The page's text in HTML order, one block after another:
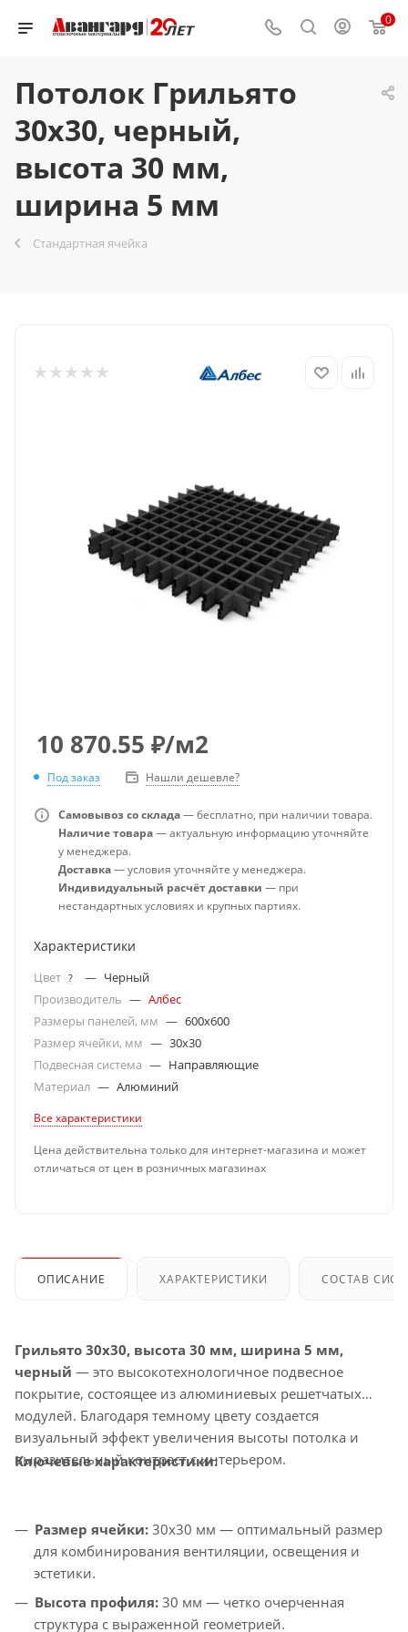
0
Потолок Грильято
30x30, черный,
высота 30 мм,
ширина 5 мм
Стандартная ячейка
10 870.55 ₽/м2
Под заказ Нашли дешевле?
Самовывоз со склада— бесплатно, при наличии товара.
Наличие товара— актуальную информацию уточняйте
у менеджера.
Доставка— условия уточняйте у менеджера.
Индивидуальный расчёт доставки — при
нестандартных условиях и крупных партиях.
Характеристики
Цвет ? — Черный
Производитель — Албес
Размеры панелей, мм — 600x600
Размер ячейки, мм — 30х30
Подвесная система — Направляющие
Материал — Алюминий
Все характеристики
Цена действительна только для интернет-магазина и может
отличаться от цен в розничных магазинах
ОПИСАНИЕ ХАРАКТЕРИСТИКИ СОСТАВ
Грильято 30x30, высота 30 мм, ширина 5 мм,
черный — это высокотехнологичное подвесное
покрытие, состоящее из алюминиевых решетчатых
модулей. Благодаря темному цвету создается
визуальный эффект увеличения высоты потолка и
выразительный контраст с интерьером.
Ключевые характеристики:
Размер ячейки: 30x30 мм — оптимальный размер
для комбинирования вентиляции, освещения и
эстетики.
Высота профиля: 30 мм — четко очерченная
структура с выраженной геометрией.